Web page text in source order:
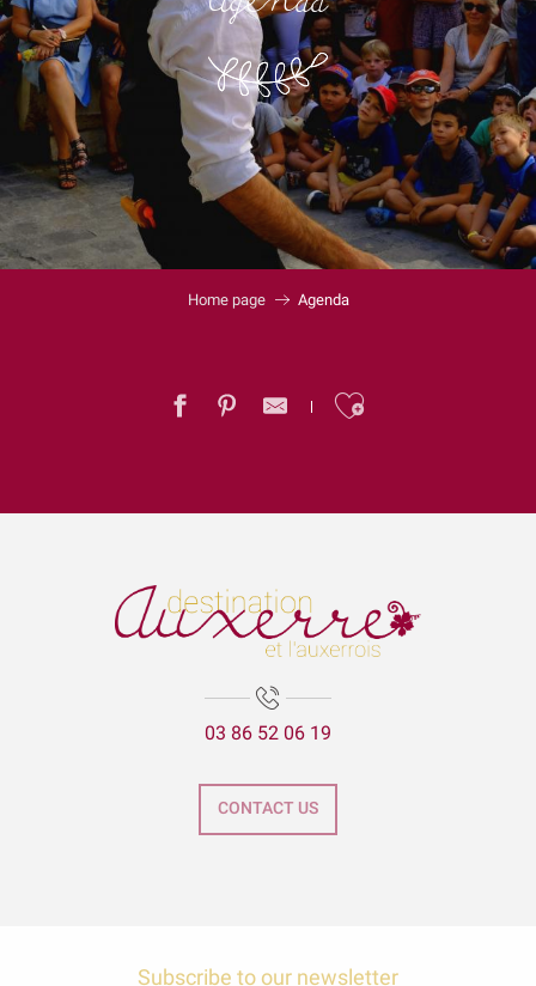
Home page Agenda
Ajouter
Lézards des arts
Les secrets de lAtlantide
La visite aux lanternes
Expositions Chapelle d'Avigneau - Escamps
Balade gourmande | Vélo & Saveurs | 7 produits régionaux
ÉNIGME EN FAMILLE | DÉCOUVREZ AUXERRE !
03 86 52 06 19
CONTACT US
Subscribe to our newsletter